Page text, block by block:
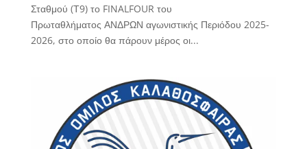
Σταθμού (Τ9) το FINALFOUR του
Πρωταθλήματος ΑΝΔΡΩΝ αγωνιστικής Περιόδου 2025-
2026, στο οποίο θα πάρουν μέρος οι...